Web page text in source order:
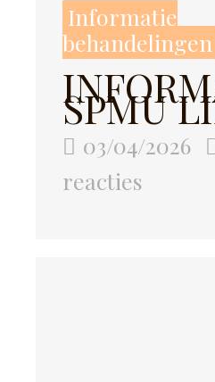
Informatie
behandelingen
SPMU
03/04/2026
reacties